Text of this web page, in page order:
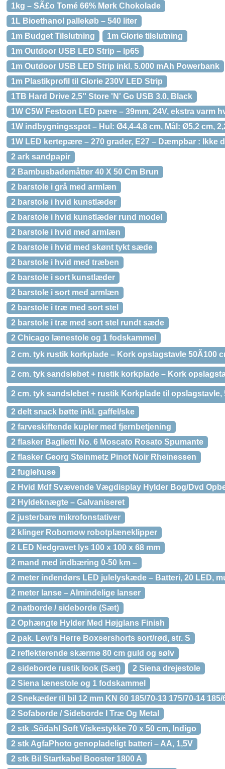
1kg – SÃ£o Tomé 66% Mørk Chokolade
1L Bioethanol pallekøb – 540 liter
1m Budget Tilslutning
1m Glorie tilslutning
1m Outdoor USB LED Strip – Ip65
1m Outdoor USB LED Strip inkl. 5.000 mAh Powerbank
1m Plastikprofil til Glorie 230V LED Strip
1TB Hard Drive 2,5'' Store 'N' Go USB 3.0, Black
1W C5W Festoon LED pære – 39mm, 24V, ekstra varm
1W indbygningsspot – Hul: Ø4,4-4,8 cm, Mål: Ø5,2 cm,
1W LED kertepære – 270 grader, E27 – Dæmpbar : Ikke
2 ark sandpapir
2 Bambusbademåtter 40 X 50 Cm Brun
2 barstole i grå med armlæn
2 barstole i hvid kunstlæder
2 barstole i hvid kunstlæder rund model
2 barstole i hvid med armlæn
2 barstole i hvid med skønt tykt sæde
2 barstole i hvid med træben
2 barstole i sort kunstlæder
2 barstole i sort med armlæn
2 barstole i træ med sort stel
2 barstole i træ med sort stel rundt sæde
2 Chicago lænestole og 1 fodskammel
2 cm. tyk rustik korkplade – Kork opslagstavle 50Ã100
2 cm. tyk sandslebet + rustik korkplade – Kork
2 cm. tyk sandslebet + rustik Korkplade til opslagstavle,
2 delt snack bøtte inkl. gaffel/ske
2 farveskiftende kupler med fjernbetjening
2 flasker Baglietti No. 6 Moscato Rosato Spumante
2 flasker Georg Steinmetz Pinot Noir Rheinessen
2 fuglehuse
2 Hvid Mdf Svævende Vægdisplay Hylder Bog/Dvd
2 Hyldeknægte – Galvaniseret
2 justerbare mikrofonstativer
2 klinger Robomow robotplæneklipper
2 LED Nedgravet lys 100 x 100 x 68 mm
2 mand med indbæring 0-50 km –
2 meter indendørs LED julelyskæde – Batteri, 20 LED,
2 meter lanse – Almindelige lanser
2 natborde / sideborde (Sæt)
2 Ophængte Hylder Med Højglans Finish
2 pak. Levi’s Herre Boxsershorts sort/rød, str. S
2 reflekterende skærme 80 cm guld og sølv
2 sideborde rustik look (Sæt)
2 Siena drejestole
2 Siena lænestole og 1 fodskammel
2 Snekæder til bil 12 mm KN 60 185/70-13 175/70-14 185/
2 Sofaborde / Sideborde I Træ Og Metal
2 stk .Södahl Soft Viskestykke 70 x 50 cm, Indigo
2 stk AgfaPhoto genopladeligt batteri – AA, 1,5V
2 stk Bil Startkabel Booster 1800 A